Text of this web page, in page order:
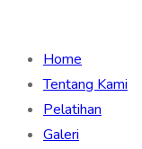
Home
Tentang Kami
Pelatihan
Galeri